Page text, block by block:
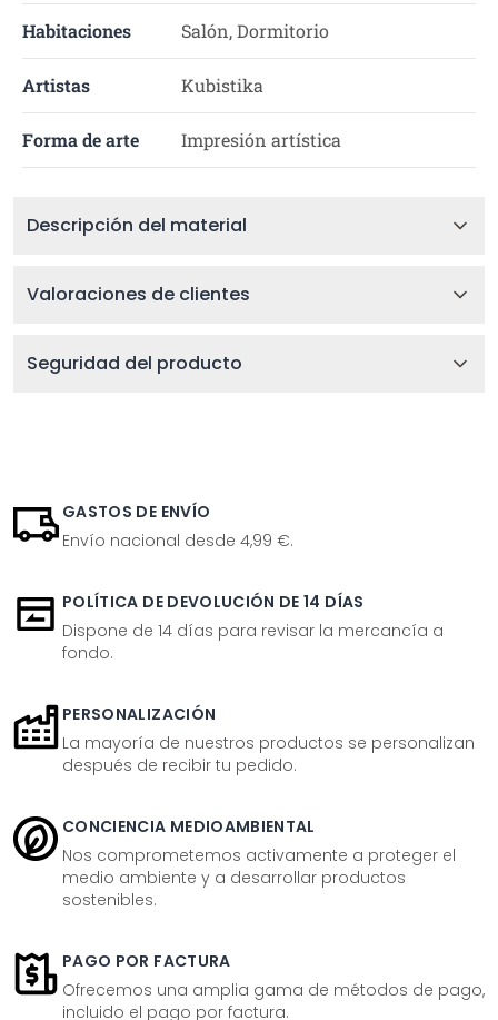
Habitaciones Salón, Dormitorio
Artistas Kubistika
Forma de arte Impresión artística
Descripción del material
Valoraciones de clientes
Seguridad del producto
GASTOS DE ENVÍO
Envío nacional desde 4,99 €.
POLÍTICA DE DEVOLUCIÓN DE 14 DÍAS
Dispone de 14 días para revisar la mercancía a
fondo.
PERSONALIZACIÓN
La mayoría de nuestros productos se personalizan
después de recibir tu pedido.
CONCIENCIA MEDIOAMBIENTAL
Nos comprometemos activamente a proteger el
medio ambiente y a desarrollar productos
sostenibles.
PAGO POR FACTURA
Ofrecemos una amplia gama de métodos de pago,
incluido el pago por factura.